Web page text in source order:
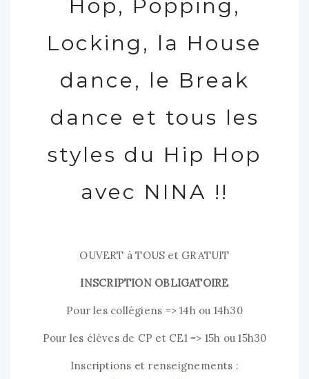
Hop, Popping,
Locking, la House
dance, le Break
dance et tous les
styles du Hip Hop
avec NINA !!
OUVERT à TOUS et GRATUIT
INSCRIPTION OBLIGATOIRE
Pour les collégiens => 14h ou 14h30
Pour les élèves de CP et CE1 => 15h ou 15h30
Inscriptions et renseignements :